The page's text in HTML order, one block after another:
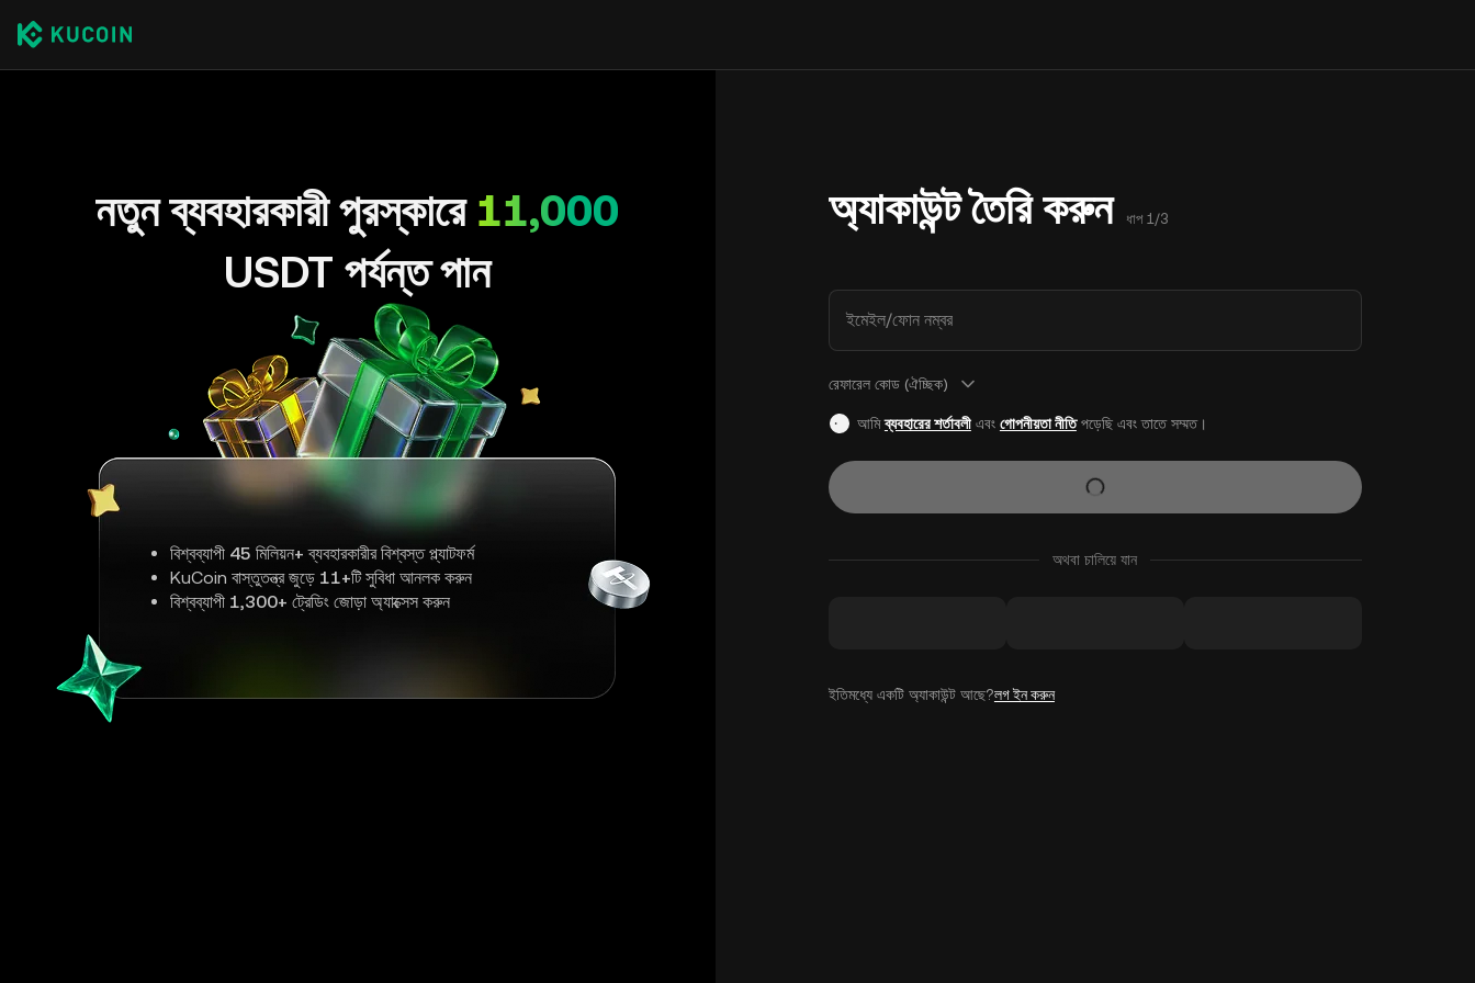
নতুন ব্যবহারকারী পুরস্কারে 11,000
USDT পর্যন্ত পান
বিশ্বব্যাপী 45 মিলিয়ন+ ব্যবহারকারীর বিশ্বস্ত প্ল্যাটফর্ম
KuCoin বাস্তুতন্ত্র জুড়ে 11+টি সুবিধা আনলক করুন
বিশ্বব্যাপী 1,300+ ট্রেডিং জোড়া অ্যাক্সেস করুন
অ্যাকাউন্ট তৈরি করুন ধাপ 1/3
ইমেইল/ফোন নম্বর
রেফারেল কোড (ঐচ্ছিক)
আমিব্যবহারের শর্তাবলীএবং গোপনীয়তা নীতিপড়েছি এবং তাতে সম্মত।
অথবা চালিয়ে যান
ইতিমধ্যে একটি অ্যাকাউন্ট আছে?লগ ইন করুন